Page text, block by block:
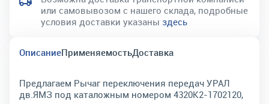
или самовывозом с нашего склада, подробные
условия доставки указаны здесь
ОписаниеПрименяемостьДоставка
Предлагаем Рычаг переключения передач УРАЛ
дв.ЯМЗ под каталожным номером 4320К2-1702120,